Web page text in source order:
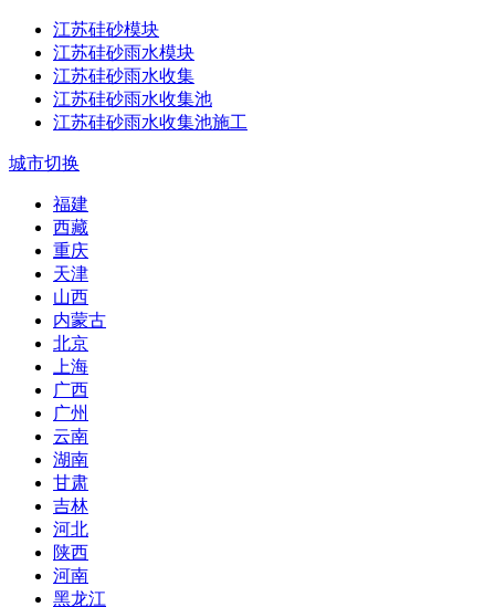
江苏硅砂模块
江苏硅砂雨水模块
江苏硅砂雨水收集
江苏硅砂雨水收集池
江苏硅砂雨水收集池施工
城市切换
福建
西藏
重庆
天津
山西
内蒙古
北京
上海
广西
广州
云南
湖南
甘肃
吉林
河北
陕西
河南
黑龙江